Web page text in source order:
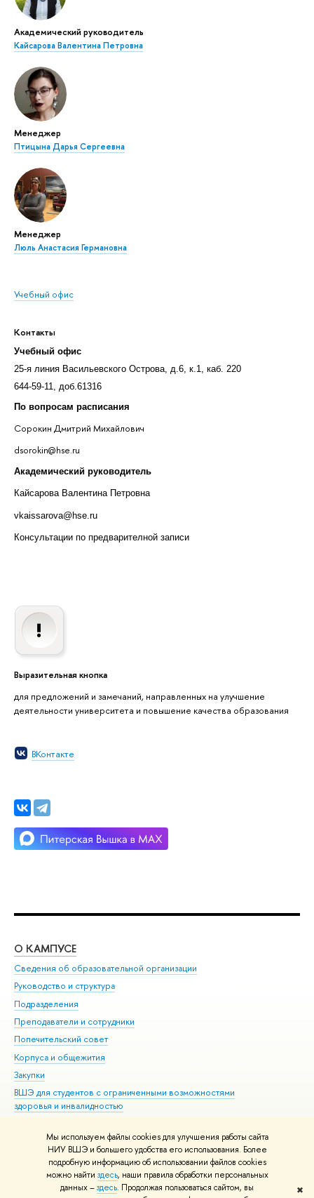
Мы используем файлы cookies для улучшения работы сайта
НИУ ВШЭ и большего удобства его использования. Более
подробную информацию об использовании файлов cookies
можно найти здесь, наши правила обработки персональных
данных –здесь. Продолжая пользоваться сайтом, вы
✖
Академический руководитель
Кайсарова Валентина Петровна
Менеджер
Птицына Дарья Сергеевна
Менеджер
Люль Анастасия Германовна
Учебный офис
Контакты
Учебный офис
25-я линия Васильевского Острова, д.6, к.1, каб. 220
644-59-11, доб.61316
По вопросам расписания
Сорокин Дмитрий Михайлович
dsorokin@hse.ru
Академический руководитель
Кайсарова Валентина Петровна
vkaissarova@hse.ru
Консультации по предварителной записи
Выразительная кнопка
для предложений и замечаний, направленных на улучшение
деятельности университета и повышение качества образования
ВКонтакте
О КАМПУСЕ
Сведения об образовательной организации
Руководство и структура
Подразделения
Преподаватели и сотрудники
Попечительский совет
Корпуса и общежития
Закупки
ВШЭ для студентов с ограниченными возможностями
здоровья и инвалидностью
Единая платежная страница